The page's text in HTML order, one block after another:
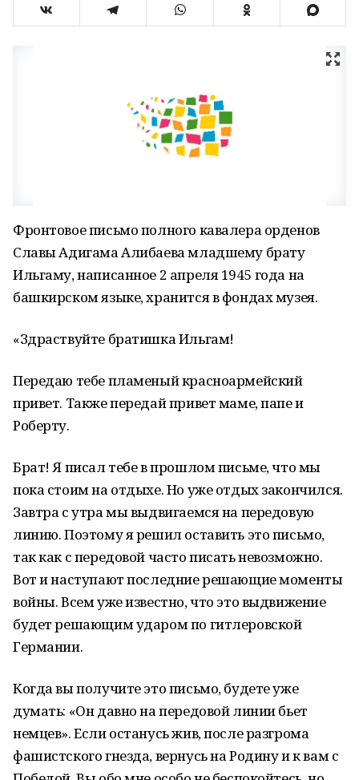
Фронтовое письмо полного кавалера орденов
Славы Адигама Алибаева младшему брату
Ильгаму, написанное 2 апреля 1945 года на
башкирском языке, хранится в фондах музея.
«Здраствуйте братишка Ильгам!
Передаю тебе пламеный красноармейский
привет. Также передай привет маме, папе и
Роберту.
Брат! Я писал тебе в прошлом письме, что мы
пока стоим на отдыхе. Но уже отдых закончился.
Завтра с утра мы выдвигаемся на передовую
линию. Поэтому я решил оставить это письмо,
так как с передовой часто писать невозможно.
Вот и наступают последние решающие моменты
войны. Всем уже известно, что это выдвижение
будет решающим ударом по гитлеровской
Германии.
Когда вы получите это письмо, будете уже
думать: «Он давно на передовой линии бьет
немцев». Если останусь жив, после разгрома
фашистского гнезда, вернусь на Родину и к вам с